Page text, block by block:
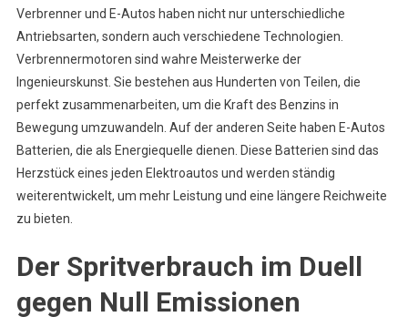
Verbrenner und E-Autos haben nicht nur unterschiedliche
Antriebsarten, sondern auch verschiedene Technologien.
Verbrennermotoren sind wahre Meisterwerke der
Ingenieurskunst. Sie bestehen aus Hunderten von Teilen, die
perfekt zusammenarbeiten, um die Kraft des Benzins in
Bewegung umzuwandeln. Auf der anderen Seite haben E-Autos
Batterien, die als Energiequelle dienen. Diese Batterien sind das
Herzstück eines jeden Elektroautos und werden ständig
weiterentwickelt, um mehr Leistung und eine längere Reichweite
zu bieten.
Der Spritverbrauch im Duell
gegen Null Emissionen